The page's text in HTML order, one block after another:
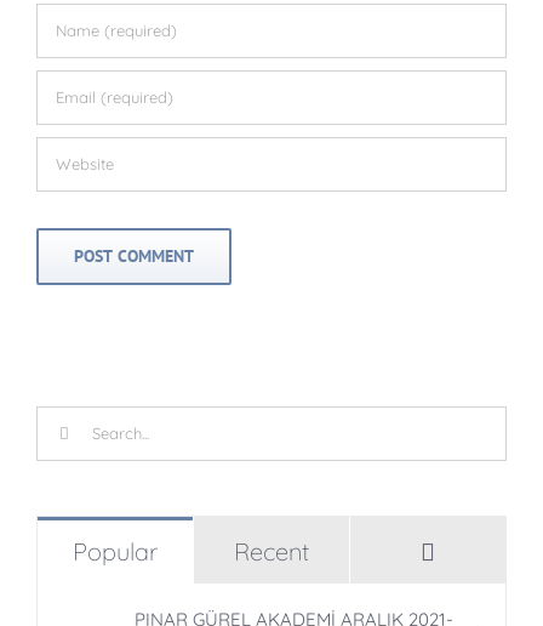
Search
for:
Popular Recent
PINAR GÜREL AKADEMİ ARALIK 2021-